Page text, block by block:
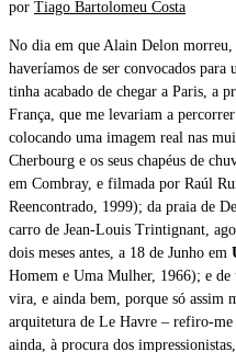
por Tiago Bartolomeu Costa
No dia em que Alain Delon morreu,
haveríamos de ser convocados para
tinha acabado de chegar a Paris, a
França, que me levariam a
colocando uma imagem real nas
Cherbourg e os seus chapéus de
em Combray, e filmada por Raúl
Reencontrado, 1999); da praia de
carro de Jean-Louis Trintignant,
dois meses antes, a 18 de Junho em
Homem e Uma Mulher, 1966); e
vira, e ainda bem, porque só assim
arquitetura de Le Havre – refiro-
ainda, à procura dos